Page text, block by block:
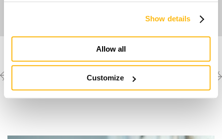
Show details
Allow all
Customize
Previous
Découvrez les autres
créations
Next